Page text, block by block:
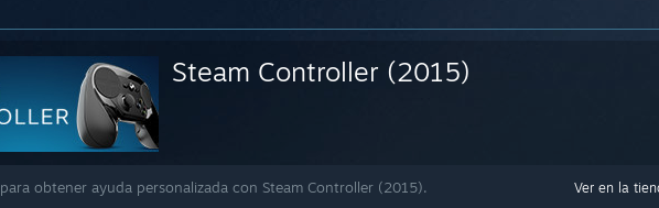
Steam Controller (2015)
Ver en la
para obtener ayuda personalizada con Steam Controller (2015).